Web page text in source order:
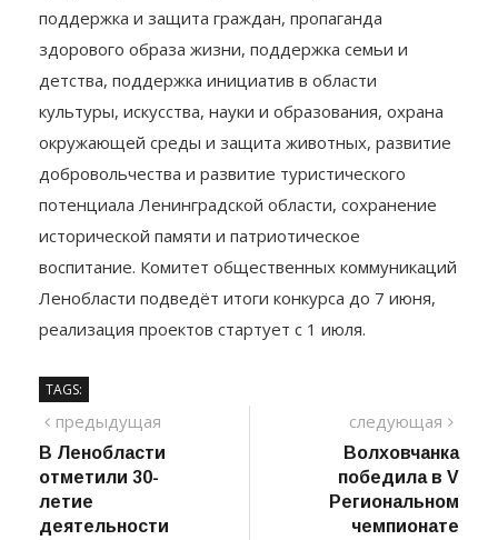
поддержка и защита граждан, пропаганда
здорового образа жизни, поддержка семьи и
детства, поддержка инициатив в области
культуры, искусства, науки и образования, охрана
окружающей среды и защита животных, развитие
добровольчества и развитие туристического
потенциала Ленинградской области, сохранение
исторической памяти и патриотическое
воспитание. Комитет общественных коммуникаций
Ленобласти подведёт итоги конкурса до 7 июня,
реализация проектов стартует с 1 июля.
TAGS:
Навигация
по
записям
предыдущая
В Ленобласти
отметили 30-
летие
деятельности
следующая
пост
Волховчанка
победила в V
Региональном
чемпионате